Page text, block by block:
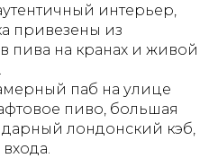
интерьер,
привезены из
пива на кранах и живой
паб на улице
пиво, большая
лондонский кэб,